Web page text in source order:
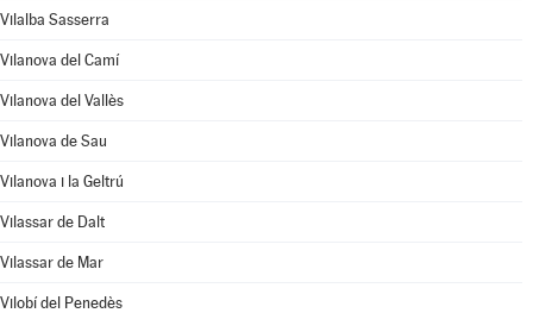
Vilalba Sasserra
Vilanova del Camí
Vilanova del Vallès
Vilanova de Sau
Vilanova i la Geltrú
Vilassar de Dalt
Vilassar de Mar
Vilobí del Penedès